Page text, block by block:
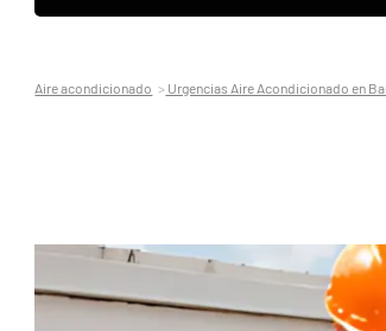
Aire acondicionado Urgencias Aire Acondicionado en